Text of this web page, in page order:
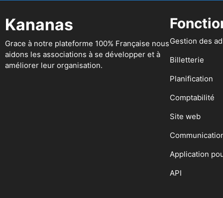
Kananas
Grace à notre plateforme 100% Française nous
aidons les associations à se développer et à
améliorer leur organisation.
Gestion des
Billetterie
Planification
Comptabilité
Site web
Application
API